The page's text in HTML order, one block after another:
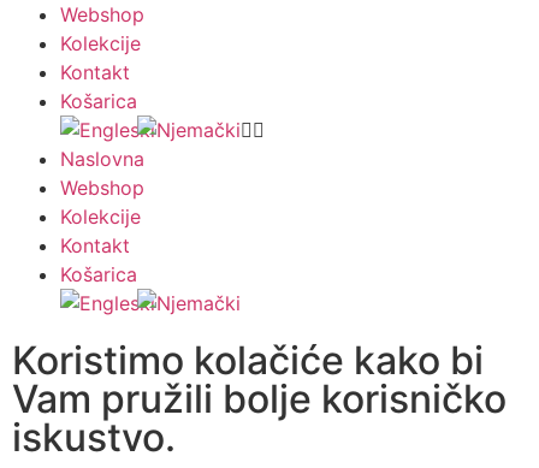
Webshop
Kolekcije
Kontakt
Košarica
Naslovna
Webshop
Kolekcije
Kontakt
Košarica
Koristimo kolačiće kako bi
Vam pružili bolje korisničko
iskustvo.